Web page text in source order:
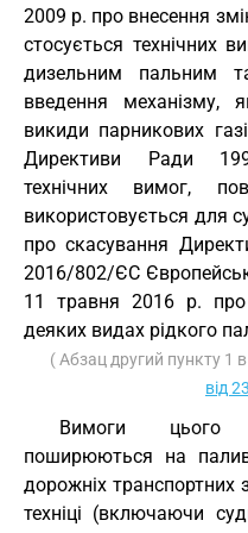
2009 р. про внесення
стосується технічних
дизельним пальним
введення механізму,
викиди парникових
Директиви Ради
технічних вимог,
використовується для
про скасування
2016/802/ЄС
11 травня 2016 р.
деяких видах рідкого
( Абзац другий пункту 1
від
Вимоги цього
поширюються на
дорожніх транспортних
техніці (включаючи